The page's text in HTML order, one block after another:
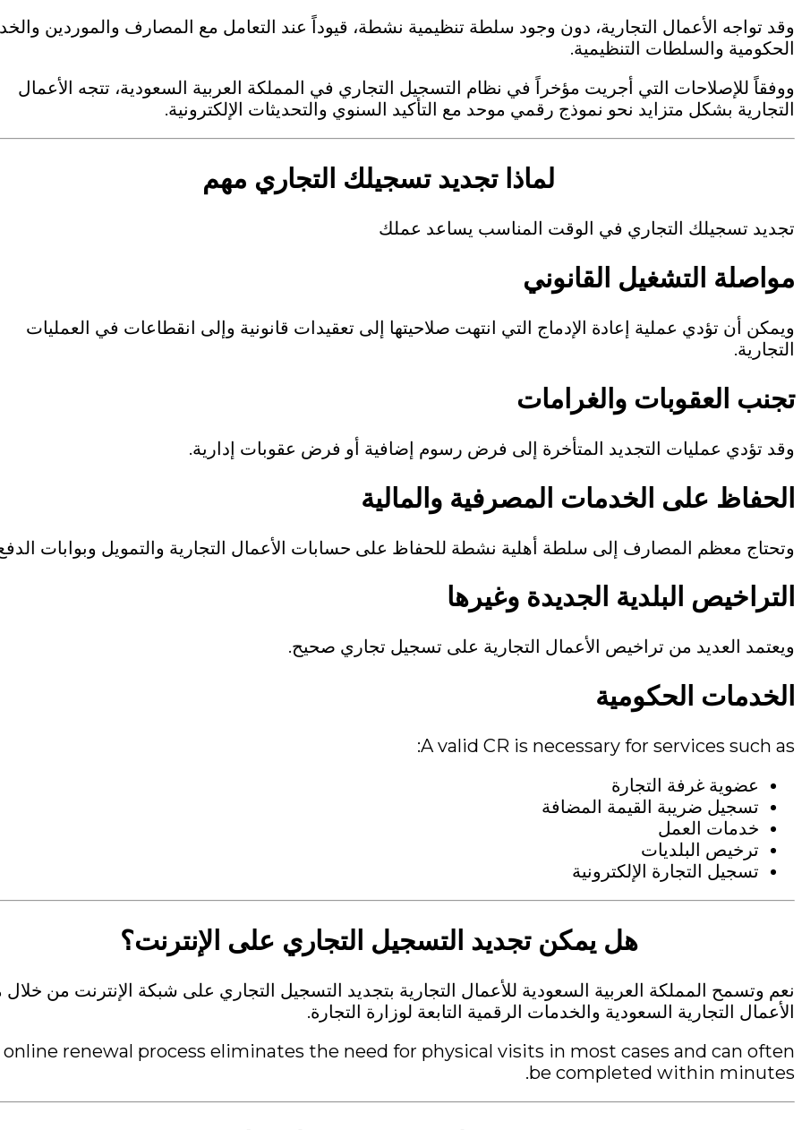
وقد تواجه الأعمال التجارية، دون وجود سلطة تنظيمية نشطة، قيوداً عند التعامل مع المصارف والموردين
الحكومية والسلطات التنظيمية.
ووفقاً للإصلاحات التي أجريت مؤخراً في نظام التسجيل التجاري في المملكة العربية السعودية، تتجه الأعمال
التجارية بشكل متزايد نحو نموذج رقمي موحد مع التأكيد السنوي والتحديثات الإلكترونية.
لماذا تجديد تسجيلك التجاري مهم
تجديد تسجيلك التجاري في الوقت المناسب يساعد عملك
مواصلة التشغيل القانوني
ويمكن أن تؤدي عملية إعادة الإدماج التي انتهت صلاحيتها إلى تعقيدات قانونية وإلى انقطاعات في العمليات
التجارية.
تجنب العقوبات والغرامات
وقد تؤدي عمليات التجديد المتأخرة إلى فرض رسوم إضافية أو فرض عقوبات إدارية.
الحفاظ على الخدمات المصرفية والمالية
وتحتاج معظم المصارف إلى سلطة أهلية نشطة للحفاظ على حسابات الأعمال التجارية والتمويل وبوابات
التراخيص البلدية الجديدة وغيرها
ويعتمد العديد من تراخيص الأعمال التجارية على تسجيل تجاري صحيح.
الخدمات الحكومية
A valid CR is necessary for services such as:
عضوية غرفة التجارة
تسجيل ضريبة القيمة المضافة
خدمات العمل
ترخيص البلديات
تسجيل التجارة الإلكترونية
هل يمكن تجديد التسجيل التجاري على الإنترنت؟
نعم وتسمح المملكة العربية السعودية للأعمال التجارية بتجديد التسجيل التجاري على شبكة الإنترنت من
الأعمال التجارية السعودية والخدمات الرقمية التابعة لوزارة التجارة.
online renewal process eliminates the need for physical visits in most cases and can often
be completed within minutes.